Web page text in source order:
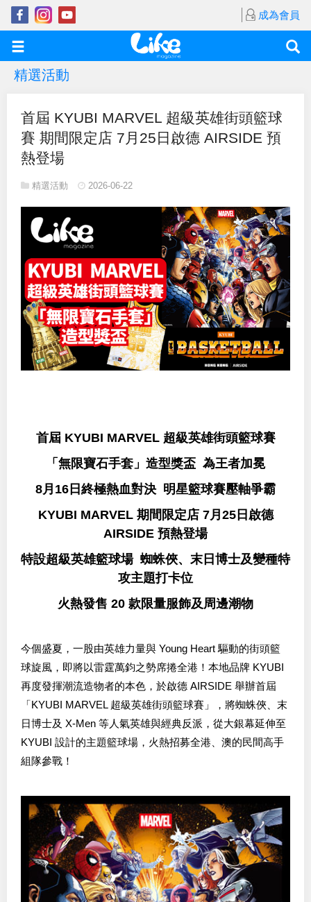
成為會員
精選活動
首屆 KYUBI MARVEL 超級英雄街頭籃球
賽 期間限定店 7月25日啟德 AIRSIDE 預
熱登場
精選活動 2026-06-22
首屆 KYUBI MARVEL 超級英雄街頭籃球賽
「無限寶石手套」造型獎盃 為王者加冕
8月16日終極熱血對決 明星籃球賽壓軸爭霸
KYUBI MARVEL 期間限定店 7月25日啟德
AIRSIDE 預熱登場
特設超級英雄籃球場 蜘蛛俠、末日博士及變種特
攻主題打卡位
火熱發售 20 款限量服飾及周邊潮物
今個盛夏，一股由英雄力量與 Young Heart 驅動的街頭籃
球旋風，即將以雷霆萬鈞之勢席捲全港！本地品牌 KYUBI
再度發揮潮流造物者的本色，於啟德 AIRSIDE 舉辦首屆
「KYUBI MARVEL 超級英雄街頭籃球賽」，將蜘蛛俠、末
日博士及 X-Men 等人氣英雄與經典反派，從大銀幕延伸至
KYUBI 設計的主題籃球場，火熱招募全港、澳的民間高手
組隊參戰！